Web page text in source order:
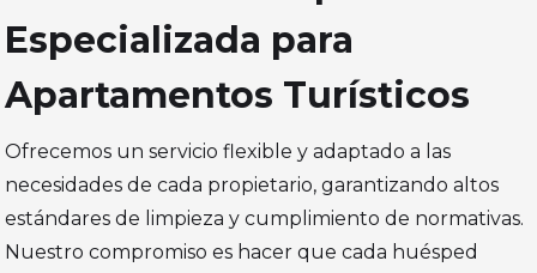
Especializada para
Apartamentos Turísticos
Ofrecemos un servicio flexible y adaptado a las
necesidades de cada propietario, garantizando altos
estándares de limpieza y cumplimiento de normativas.
Nuestro compromiso es hacer que cada huésped